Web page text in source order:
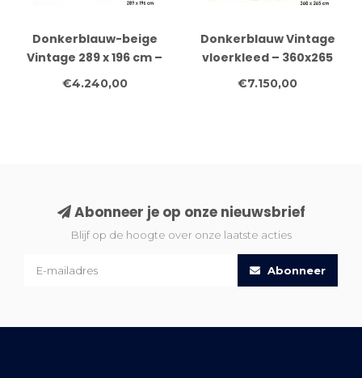
Donkerblauw-beige
Vintage 289 x 196 cm –
Handgeknoopt wollen
€4.240,00
Donkerblauw Vintage
vloerkleed – 360x265
cm – Handgeknoopt
€7.150,00
Abonneer je op onze nieuwsbrief
Blijf op de hoogte over onze laatste acties
Abonneer